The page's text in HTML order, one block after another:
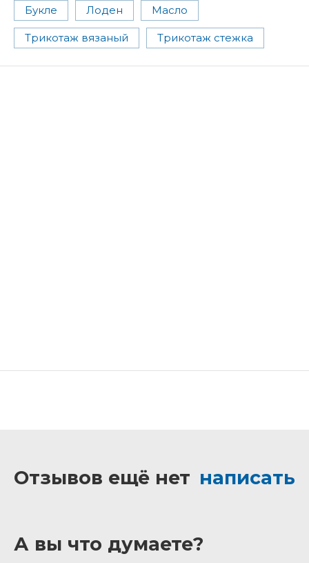
Букле Лоден Масло
Трикотаж вязаный Трикотаж стежка
Отзывов ещё нет написать
А вы что думаете?